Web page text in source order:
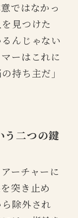
ではなかっ
見つけた
んじゃない
ーはこれに
持ち主だ」
う二つの鍵
ーチャーに
突き止め
除外され